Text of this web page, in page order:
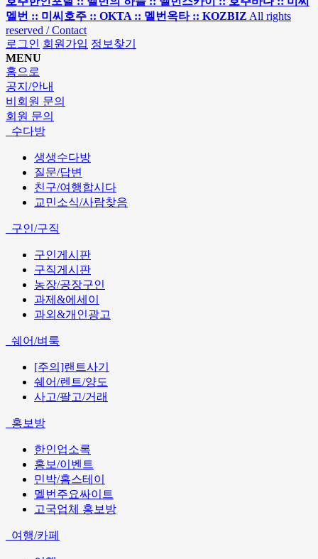
멜번 :: 미씨호주 :: OKTA :: 멜번옥타 :: KOZBIZ All rights
reserved / Contact
로그인 회원가입 정보찾기
MENU
홈으로
공지/안내
비회원 문의
회원 문의
수다방
생생수다방
질문/답변
친구/여행합시다
교민소식/사람찾음
구인/구직
구인게시판
구직게시판
농장/공장구인
과제&에세이
과외&개인광고
쉐어/벼룩
[주의]랜트사기
쉐어/렌트/양도
사고/팔고/거래
홍보방
한인업소록
홍보/이벤트
민박/홈스테이
멜번주요싸이트
고국업체 홍보방
여행/카페